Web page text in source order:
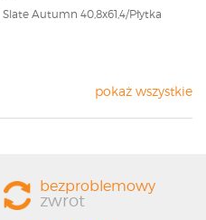
Autumn 40,8x61,4/Płytka
pokaż wszystkie
bezproblemowy
zwrot